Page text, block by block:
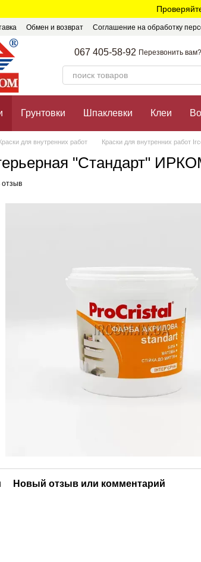
Обмен и возврат Соглашение на обработку
067 405-58-92 Перезвонить вам?
Грунтовки Шпаклевки Клеи
для внутренних работ Краски для внутренних работ
"Стандарт"
отзыв
Новый отзыв или комментарий